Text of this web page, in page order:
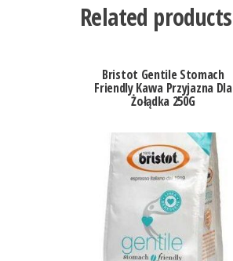
Related products
Bristot Gentile Stomach
Friendly Kawa Przyjazna Dla
Żołądka 250G